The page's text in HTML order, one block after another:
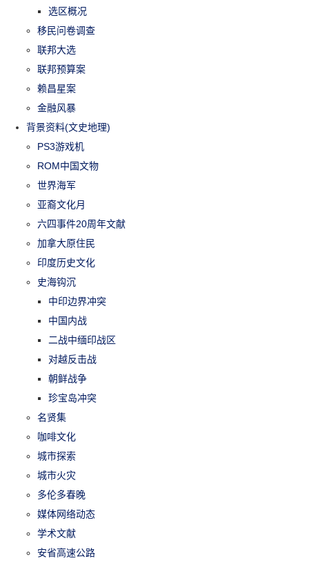
选区概况
移民问卷调查
联邦大选
联邦预算案
赖昌星案
金融风暴
背景资料(文史地理)
PS3游戏机
ROM中国文物
世界海军
亚裔文化月
六四事件20周年文献
加拿大原住民
印度历史文化
史海钩沉
中印边界冲突
中国内战
二战中缅印战区
对越反击战
朝鲜战争
珍宝岛冲突
名贤集
咖啡文化
城市探索
城市火灾
多伦多春晚
媒体网络动态
学术文献
安省高速公路